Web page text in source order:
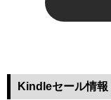
Kindleセール情報